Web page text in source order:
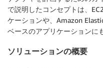
で説明したコンセプトは、
ケーションや、Amazon
ベースのアプリケーションに
ソリューションの概要